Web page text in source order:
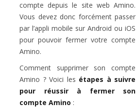
compte depuis le site web Amino.
Vous devez donc forcément passer
par l’appli mobile sur Android ou iOS
pour pouvoir fermer votre compte
Amino.
Comment supprimer son compte
Amino ? Voici les étapes à suivre
pour réussir à fermer son
compte Amino :